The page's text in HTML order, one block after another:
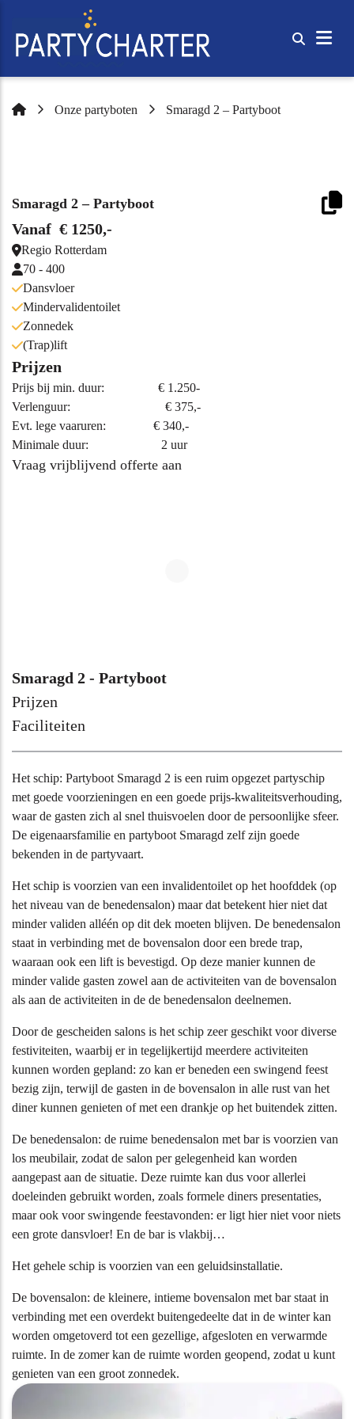
Onze partyboten Smaragd 2 – Partyboot
Smaragd 2 – Partyboot
Vanaf € 1250,-
Regio Rotterdam
70 - 400
Dansvloer
Mindervalidentoilet
Zonnedek
(Trap)lift
Prijzen
Prijs bij min. duur: € 1.250-
Verlenguur: € 375,-
Evt. lege vaaruren: € 340,-
Minimale duur: 2 uur
Vraag vrijblijvend offerte aan
Smaragd 2 - Partyboot
Prijzen
Faciliteiten
Het schip: Partyboot Smaragd 2 is een ruim opgezet partyschip
met goede voorzieningen en een goede prijs-kwaliteitsverhouding,
waar de gasten zich al snel thuisvoelen door de persoonlijke sfeer.
De eigenaarsfamilie en partyboot Smaragd zelf zijn goede
bekenden in de partyvaart.
Het schip is voorzien van een invalidentoilet op het hoofddek (op
het niveau van de benedensalon) maar dat betekent hier niet dat
minder validen alléén op dit dek moeten blijven. De benedensalon
staat in verbinding met de bovensalon door een brede trap,
waaraan ook een lift is bevestigd. Op deze manier kunnen de
minder valide gasten zowel aan de activiteiten van de bovensalon
als aan de activiteiten in de de benedensalon deelnemen.
Door de gescheiden salons is het schip zeer geschikt voor diverse
festiviteiten, waarbij er in tegelijkertijd meerdere activiteiten
kunnen worden gepland: zo kan er beneden een swingend feest
bezig zijn, terwijl de gasten in de bovensalon in alle rust van het
diner kunnen genieten of met een drankje op het buitendek zitten.
De benedensalon: de ruime benedensalon met bar is voorzien van
los meubilair, zodat de salon per gelegenheid kan worden
aangepast aan de situatie. Deze ruimte kan dus voor allerlei
doeleinden gebruikt worden, zoals formele diners presentaties,
maar ook voor swingende feestavonden: er ligt hier niet voor niets
een grote dansvloer! En de bar is vlakbij…
Het gehele schip is voorzien van een geluidsinstallatie.
De bovensalon: de kleinere, intieme bovensalon met bar staat in
verbinding met een overdekt buitengedeelte dat in de winter kan
worden omgetoverd tot een gezellige, afgesloten en verwarmde
ruimte. In de zomer kan de ruimte worden geopend, zodat u kunt
genieten van een groot zonnedek.